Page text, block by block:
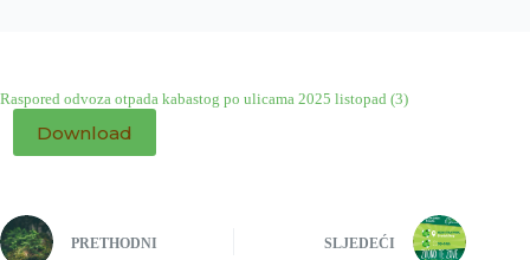
Raspored odvoza otpada kabastog po ulicama 2025 listopad (3)
Download
PRETHODNI SLJEDEĆI